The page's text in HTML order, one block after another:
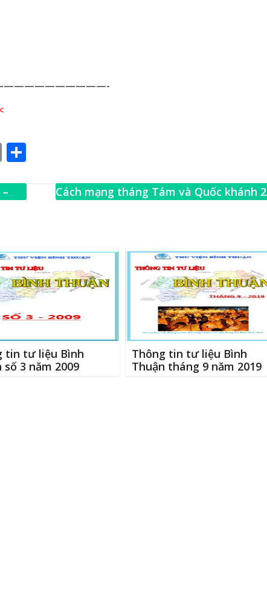
E
ai ar
Cách mạng tháng Tám và Quốc khánh 2
tin tư liệu Bình
số 3 năm 2009
Thông tin tư liệu Bình
Thuận tháng 9 năm 2019